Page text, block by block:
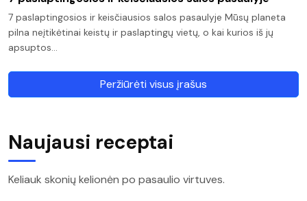
7 paslaptingosios ir keisčiausios salos pasaulyje Mūsų planeta
pilna neįtikėtinai keistų ir paslaptingų vietų, o kai kurios iš jų
apsuptos…
Peržiūrėti visus įrašus
Naujausi receptai
Keliauk skonių kelionėn po pasaulio virtuves.